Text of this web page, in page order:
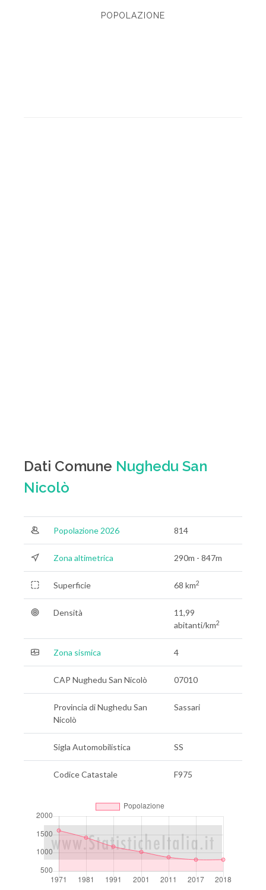
POPOLAZIONE
Dati Comune Nughedu San
Nicolò
Popolazione 2026 814
Zona altimetrica 290m - 847m
Superficie 68 km2
Densità
11,99
abitanti/km2
Zona sismica 4
CAP Nughedu San Nicolò 07010
Provincia di Nughedu San
Nicolò
Sassari
Sigla Automobilistica SS
Codice Catastale F975